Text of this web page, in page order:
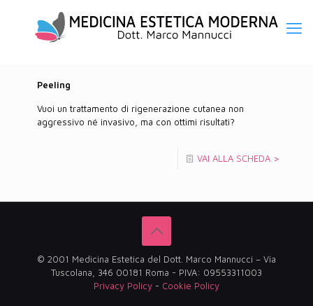
Peeling
Vuoi un trattamento di rigenerazione cutanea non
aggressivo né invasivo, ma con ottimi risultati?
VAI ALLA SCHEDA >
© 2001 Medicina Estetica del Dott. Marco Mannucci – Via
Tuscolana, 346 00181 Roma - PIVA: 09553311003
Privacy Policy - Cookie Policy